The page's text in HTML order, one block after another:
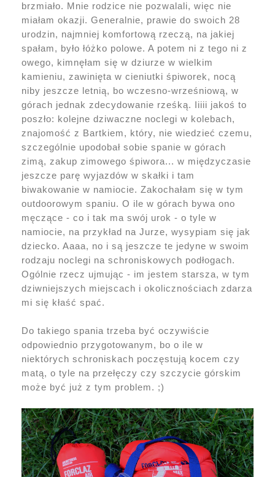
brzmiało. Mnie rodzice nie pozwalali, więc nie
miałam okazji. Generalnie, prawie do swoich 28
urodzin, najmniej komfortową rzeczą, na jakiej
spałam, było łóżko polowe. A potem ni z tego ni z
owego, kimnęłam się w dziurze w wielkim
kamieniu, zawinięta w cieniutki śpiworek, nocą
niby jeszcze letnią, bo wczesno-wrześniową, w
górach jednak zdecydowanie rześką. Iiiii jakoś to
poszło: kolejne dziwaczne noclegi w kolebach,
znajomość z Bartkiem, który, nie wiedzieć czemu,
szczególnie upodobał sobie spanie w górach
zimą, zakup zimowego śpiwora... w międzyczasie
jeszcze parę wyjazdów w skałki i tam
biwakowanie w namiocie. Zakochałam się w tym
outdoorowym spaniu. O ile w górach bywa ono
męczące - co i tak ma swój urok - o tyle w
namiocie, na przykład na Jurze, wysypiam się jak
dziecko. Aaaa, no i są jeszcze te jedyne w swoim
rodzaju noclegi na schroniskowych podłogach.
Ogólnie rzecz ujmując - im jestem starsza, w tym
dziwniejszych miejscach i okolicznościach zdarza
mi się kłaść spać.
Do takiego spania trzeba być oczywiście
odpowiednio przygotowanym, bo o ile w
niektórych schroniskach poczęstują kocem czy
matą, o tyle na przełęczy czy szczycie górskim
może być już z tym problem. ;)